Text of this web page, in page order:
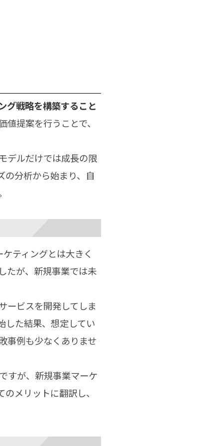
グ戦略を構築すること
提案を行うことで、
デルだけでは成長の限
の分析から始まり、自
ティングとは大きく
たが、新規事業では未
ービスを開発してしま
した結果、想定してい
事例も少なくありませ
すが、新規事業マーケ
メリットに翻訳し、